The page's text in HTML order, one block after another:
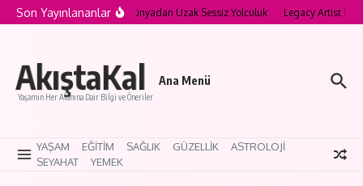
İçeriğe atla
Son Yayınlananlar
Saklı Köyleri: Modern Dünyadan Uzak Sessiz Yolculuk Legacy Artist
AkıştaKal
Yaşamın Her Alanına Dair Bilgi ve Öneriler
Ana Menü
YAŞAM EĞİTİM SAĞLIK GÜZELLİK
ASTROLOJİ
SEYAHAT
YEMEK